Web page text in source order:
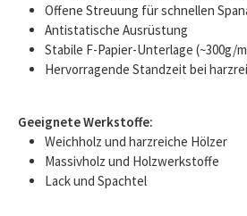
Offene Streuung für schnellen
Antistatische Ausrüstung
Stabile F-Papier-Unterlage (~300g/
Hervorragende Standzeit bei
Geeignete Werkstoffe:
Weichholz und harzreiche Hölzer
Massivholz und Holzwerkstoffe
Lack und Spachtel